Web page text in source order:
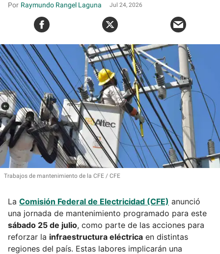
Raymundo Rangel Laguna Jul 24, 2026
Trabajos de mantenimiento de la CFE CFE
La Comisión Federal de Electricidad (CFE) anunció
una jornada de mantenimiento programado para este
sábado 25 de julio, como parte de las acciones para
reforzar la infraestructura eléctrica en distintas
regiones del país. Estas labores implicarán una